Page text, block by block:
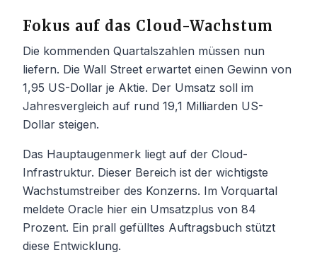
Fokus auf das Cloud-Wachstum
Die kommenden Quartalszahlen müssen nun
liefern. Die Wall Street erwartet einen Gewinn von
1,95 US-Dollar je Aktie. Der Umsatz soll im
Jahresvergleich auf rund 19,1 Milliarden US-
Dollar steigen.
Das Hauptaugenmerk liegt auf der Cloud-
Infrastruktur. Dieser Bereich ist der wichtigste
Wachstumstreiber des Konzerns. Im Vorquartal
meldete Oracle hier ein Umsatzplus von 84
Prozent. Ein prall gefülltes Auftragsbuch stützt
diese Entwicklung.